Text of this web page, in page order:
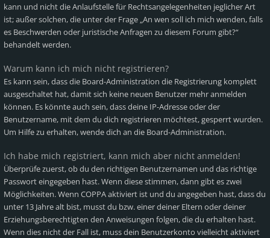
kann und nicht die Anlaufstelle für Rechtsangelegenheiten jeglicher Art
ist; außer solchen, die unter der Frage „An wen soll ich mich wenden, falls
es Beschwerden oder juristische Anfragen zu diesem Forum gibt?“
behandelt werden.
Warum kann ich mich nicht registrieren?
Es kann sein, dass die Board-Administration die Registrierung komplett
ausgeschaltet hat, damit sich keine neuen Benutzer mehr anmelden
können. Es könnte auch sein, dass deine IP-Adresse oder der
Benutzername, mit dem du dich registrieren möchtest, gesperrt wurden.
Um Hilfe zu erhalten, wende dich an die Board-Administration.
Ich habe mich registriert, kann mich aber nicht anmelden!
Überprüfe zuerst, ob du den richtigen Benutzernamen und das richtige
Passwort eingegeben hast. Wenn diese stimmen, dann gibt es zwei
Möglichkeiten. Wenn COPPAaktiviert ist und du angegeben hast, dass du
unter 13 Jahre alt bist, musst du bzw. einer deiner Eltern oder deiner
Erziehungsberechtigten den Anweisungen folgen, die du erhalten hast.
Wenn dies nicht der Fall ist, muss dein Benutzerkonto vielleicht aktiviert